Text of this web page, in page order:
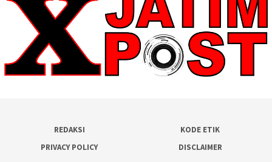
REDAKSI
KODE ETIK
PRIVACY POLICY
DISCLAIMER